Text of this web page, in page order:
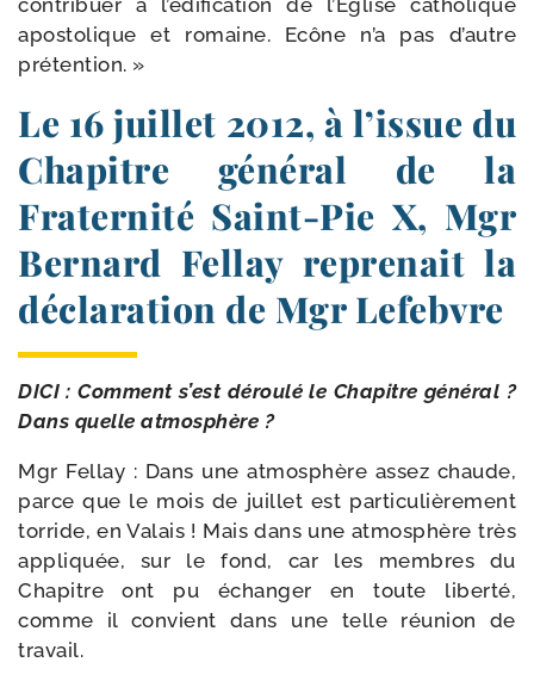
contri­buer à l’édification de l’Eglise catho­lique
apos­to­lique et romaine. Ecône n’a pas d’autre
prétention. »
Le 16 juillet 2012, à l’issue du
Chapitre général de la
Fraternité Saint-​Pie X, Mgr
Bernard Fellay reprenait la
déclaration de Mgr Lefebvre
DICI : Comment s’est dérou­lé le Chapitre géné­ral ?
Dans quelle atmosphère ?
Mgr Fellay : Dans une atmo­sphère assez chaude,
parce que le mois de juillet est par­ti­cu­liè­re­ment
tor­ride, en Valais ! Mais dans une atmo­sphère très
appli­quée, sur le fond, car les membres du
Chapitre ont pu échan­ger en toute liber­té,
comme il convient dans une telle réunion de
travail.